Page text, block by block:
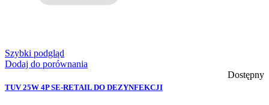
Szybki podgląd
Dodaj do porównania
Dostępny
TUV 25W 4P SE-RETAIL DO DEZYNFEKCJI